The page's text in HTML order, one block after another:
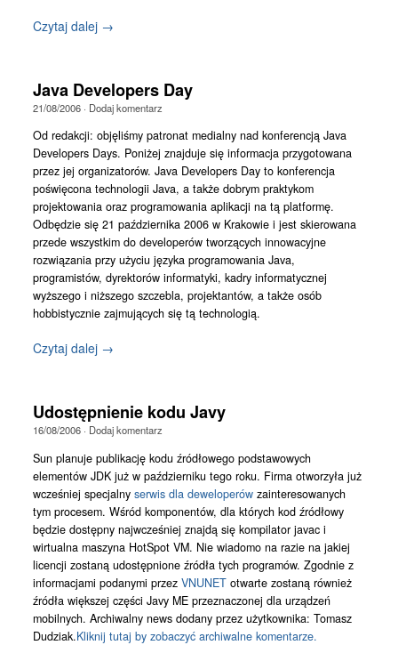
Czytaj dalej →
Java Developers Day
21/08/2006· Dodaj komentarz
Od redakcji: objęliśmy patronat medialny nad konferencją Java
Developers Days. Poniżej znajduje się informacja przygotowana
przez jej organizatorów. Java Developers Day to konferencja
poświęcona technologii Java, a także dobrym praktykom
projektowania oraz programowania aplikacji na tą platformę.
Odbędzie się 21 października 2006 w Krakowie i jest skierowana
przede wszystkim do developerów tworzących innowacyjne
rozwiązania przy użyciu języka programowania Java,
programistów, dyrektorów informatyki, kadry informatycznej
wyższego i niższego szczebla, projektantów, a także osób
hobbistycznie zajmujących się tą technologią.
Czytaj dalej →
Udostępnienie kodu Javy
16/08/2006· Dodaj komentarz
Sun planuje publikację kodu źródłowego podstawowych
elementów JDK już w październiku tego roku. Firma otworzyła już
wcześniej specjalny serwis dla deweloperówzainteresowanych
tym procesem. Wśród komponentów, dla których kod źródłowy
będzie dostępny najwcześniej znajdą się kompilator javac i
wirtualna maszyna HotSpot VM. Nie wiadomo na razie na jakiej
licencji zostaną udostępnione źródła tych programów. Zgodnie z
informacjami podanymi przez VNUNETotwarte zostaną również
źródła większej części Javy ME przeznaczonej dla urządzeń
mobilnych. Archiwalny news dodany przez użytkownika: Tomasz
Dudziak.Kliknij tutaj by zobaczyć archiwalne komentarze.